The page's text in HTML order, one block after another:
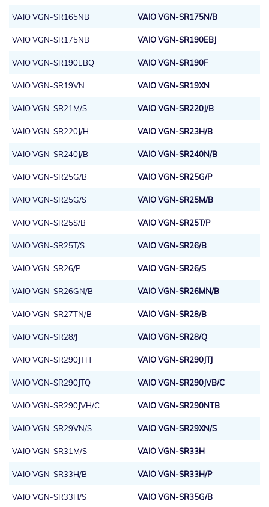
VAIO VGN-SR165NB VAIO VGN-SR175N/B
VAIO VGN-SR175NB VAIO VGN-SR190EBJ
VAIO VGN-SR190EBQ VAIO VGN-SR190F
VAIO VGN-SR19VN VAIO VGN-SR19XN
VAIO VGN-SR21M/S VAIO VGN-SR220J/B
VAIO VGN-SR220J/H VAIO VGN-SR23H/B
VAIO VGN-SR240J/B VAIO VGN-SR240N/B
VAIO VGN-SR25G/B VAIO VGN-SR25G/P
VAIO VGN-SR25G/S VAIO VGN-SR25M/B
VAIO VGN-SR25S/B VAIO VGN-SR25T/P
VAIO VGN-SR25T/S VAIO VGN-SR26/B
VAIO VGN-SR26/P VAIO VGN-SR26/S
VAIO VGN-SR26GN/B VAIO VGN-SR26MN/B
VAIO VGN-SR27TN/B VAIO VGN-SR28/B
VAIO VGN-SR28/J VAIO VGN-SR28/Q
VAIO VGN-SR290JTH VAIO VGN-SR290JTJ
VAIO VGN-SR290JTQ VAIO VGN-SR290JVB/C
VAIO VGN-SR290JVH/C VAIO VGN-SR290NTB
VAIO VGN-SR29VN/S VAIO VGN-SR29XN/S
VAIO VGN-SR31M/S VAIO VGN-SR33H
VAIO VGN-SR33H/B VAIO VGN-SR33H/P
VAIO VGN-SR33H/S VAIO VGN-SR35G/B